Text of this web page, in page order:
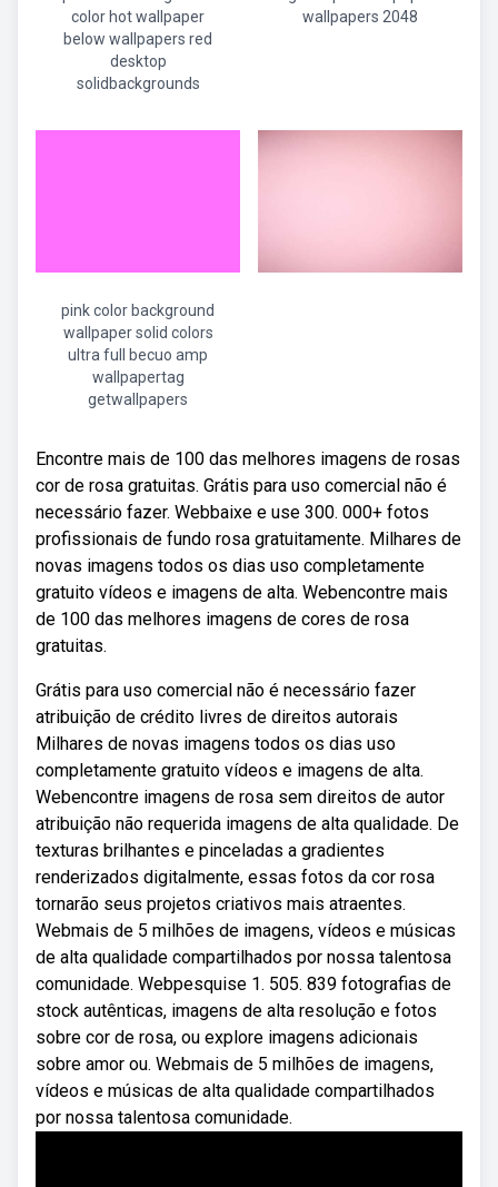
color hot wallpaper
below wallpapers red
desktop
solidbackgrounds
wallpapers 2048
pink color background
wallpaper solid colors
ultra full becuo amp
wallpapertag
getwallpapers
Encontre mais de 100 das melhores imagens de rosas
cor de rosa gratuitas. Grátis para uso comercial não é
necessário fazer. Webbaixe e use 300. 000+ fotos
profissionais de fundo rosa gratuitamente. Milhares de
novas imagens todos os dias uso completamente
gratuito vídeos e imagens de alta. Webencontre mais
de 100 das melhores imagens de cores de rosa
gratuitas.
Grátis para uso comercial não é necessário fazer
atribuição de crédito livres de direitos autorais
Milhares de novas imagens todos os dias uso
completamente gratuito vídeos e imagens de alta.
Webencontre imagens de rosa sem direitos de autor
atribuição não requerida imagens de alta qualidade. De
texturas brilhantes e pinceladas a gradientes
renderizados digitalmente, essas fotos da cor rosa
tornarão seus projetos criativos mais atraentes.
Webmais de 5 milhões de imagens, vídeos e músicas
de alta qualidade compartilhados por nossa talentosa
comunidade. Webpesquise 1. 505. 839 fotografias de
stock autênticas, imagens de alta resolução e fotos
sobre cor de rosa, ou explore imagens adicionais
sobre amor ou. Webmais de 5 milhões de imagens,
vídeos e músicas de alta qualidade compartilhados
por nossa talentosa comunidade.